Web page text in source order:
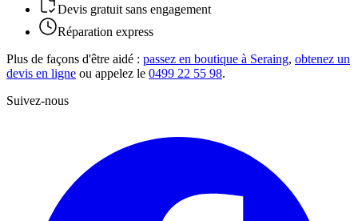
Devis gratuit sans engagement
Réparation express
Plus de façons d'être aidé : passez en boutique à Seraing, obtenez un
devis en ligne ou appelez le 0499 22 55 98.
Suivez-nous